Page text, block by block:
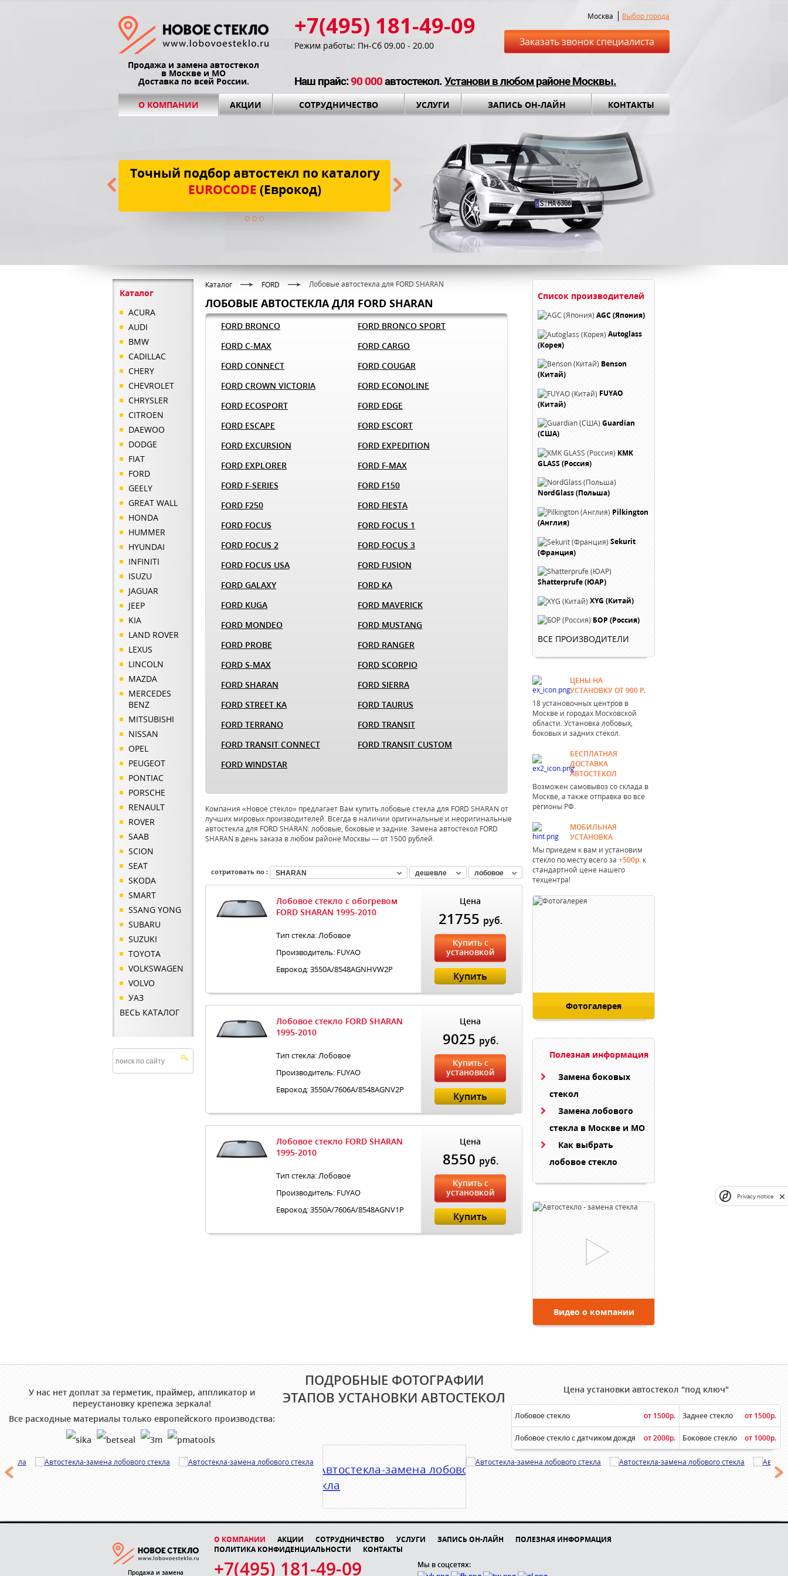
Продажа и замена автостекол
в Москве и МО
Доставка по всей России.
+7(495) 181-49-09
Режим работы: Пн-Сб 09.00 - 20.00
Москва Выбор города
Заказать звонок специалиста
Наш прайс:90 000автостекол.Установи в любом районе Москвы.
О КОМПАНИИ АКЦИИ СОТРУДНИЧЕСТВО УСЛУГИ ЗАПИСЬ ОН-ЛАЙН КОНТАКТЫ
Точный подбор автостекл по каталогу
EUROCODE (Еврокод)
Бесплатная доставка до места
установки и установочный комплект вПОДАРОК!
Каталог
ACURA
AUDI
BMW
CADILLAC
CHERY
CHEVROLET
CHRYSLER
CITROEN
DAEWOO
DODGE
FIAT
FORD
GEELY
GREAT WALL
HONDA
HUMMER
HYUNDAI
INFINITI
ISUZU
JAGUAR
JEEP
KIA
LAND ROVER
LEXUS
LINCOLN
MAZDA
MERCEDES
BENZ
MITSUBISHI
NISSAN
OPEL
PEUGEOT
PONTIAC
PORSCHE
RENAULT
ROVER
SAAB
SCION
SEAT
SKODA
SMART
SSANG YONG
SUBARU
SUZUKI
TOYOTA
VOLKSWAGEN
VOLVO
УАЗ
ВЕСЬ КАТАЛОГ
Каталог FORD Лобовые автостекла для FORD SHARAN
ЛОБОВЫЕ АВТОСТЕКЛА ДЛЯ FORD SHARAN
FORD BRONCO
FORD BRONCO SPORT
FORD C-MAX
FORD CARGO
FORD CONNECT
FORD COUGAR
FORD CROWN VICTORIA
FORD ECONOLINE
FORD ECOSPORT
FORD EDGE
FORD ESCAPE
FORD ESCORT
FORD EXCURSION
FORD EXPEDITION
FORD EXPLORER
FORD F-MAX
FORD F-SERIES
FORD F150
FORD F250
FORD FIESTA
FORD FOCUS
FORD FOCUS 1
FORD FOCUS 2
FORD FOCUS 3
FORD FOCUS USA
FORD FUSION
FORD GALAXY
FORD KA
FORD KUGA
FORD MAVERICK
FORD MONDEO
FORD MUSTANG
FORD PROBE
FORD RANGER
FORD S-MAX
FORD SCORPIO
FORD SHARAN
FORD SIERRA
FORD STREET KA
FORD TAURUS
FORD TERRANO
FORD TRANSIT
FORD TRANSIT CONNECT
FORD TRANSIT CUSTOM
FORD WINDSTAR
Компания «Новое стекло» предлагает Вам купить лобовые стекла для FORD SHARAN от
лучших мировых производителей. Всегда в наличии оригинальные и неоригинальные
автостекла для FORD SHARAN: лобовые, боковые и задние. Замена автостекол FORD
SHARAN в день заказа в любом районе Москвы — от 1500 рублей.
сотритовать по : SHARAN дешевле лобовое
Лобовое стекло с обогревом
FORD SHARAN 1995-2010
Тип стекла: Лобовое
Производитель: FUYAO
Еврокод: 3550A/8548AGNHVW2P
Цена
21755 руб.
Купить с
установкой
Купить
Лобовое стекло FORD SHARAN
1995-2010
Тип стекла: Лобовое
Производитель: FUYAO
Еврокод: 3550A/7606A/8548AGNV2P
Цена
9025 руб.
Купить с
установкой
Купить
Лобовое стекло FORD SHARAN
1995-2010
Тип стекла: Лобовое
Производитель: FUYAO
Еврокод: 3550A/7606A/8548AGNV1P
Цена
8550 руб.
Купить с
установкой
Купить
Список производителей
AGC (Япония)
Autoglass
(Корея)
Benson
(Китай)
FUYAO
(Китай)
Guardian
(США)
KMK
GLASS (Россия)
NordGlass (Польша)
Pilkington
(Англия)
Sekurit
(Франция)
Shatterprufe (ЮАР)
XYG (Китай)
БОР (Россия)
ВСЕ ПРОИЗВОДИТЕЛИ
ЦЕНЫ НА
УСТАНОВКУ ОТ 900 Р.
18 установочных центров в
Москве и городах Московской
области. Установка лобовых,
боковых и задних стекол.
БЕСПЛАТНАЯ
ДОСТАВКА
АВТОСТЕКОЛ
Возможен самовывоз со склада в
Москве, а также отправка во все
регионы РФ.
МОБИЛЬНАЯ
УСТАНОВКА
Мы приедем к вам и установим
стекло по месту всего за +500р. к
стандартной цене нашего
техцентра!
Фотогалерея
Полезная информация
Замена боковых
стекол
Замена лобового
стекла в Москве и МО
Как выбрать
лобовое стекло
Видео о компании
У нас нет доплат за герметик, праймер, аппликатор и
переустановку крепежа зеркала!
Все расходные материалы только европейского производства:
ПОДРОБНЫЕ ФОТОГРАФИИ
ЭТАПОВ УСТАНОВКИ АВТОСТЕКОЛ
Цена установки автостекол "под ключ"
Лобовое стекло от 1500р. Заднее стекло от 1500р.
Лобовое стекло с датчиком дождя от 2000р. Боковое стекло от 1000р.
Продажа и замена
О КОМПАНИИ АКЦИИ СОТРУДНИЧЕСТВО УСЛУГИ ЗАПИСЬ ОН-ЛАЙН
ПОЛЕЗНАЯ ИНФОРМАЦИЯ
ПОЛИТИКА КОНФИДЕНЦИАЛЬНОСТИ
КОНТАКТЫ
+7(495) 181-49-09 Мы в соцсетях:
Privacy notice